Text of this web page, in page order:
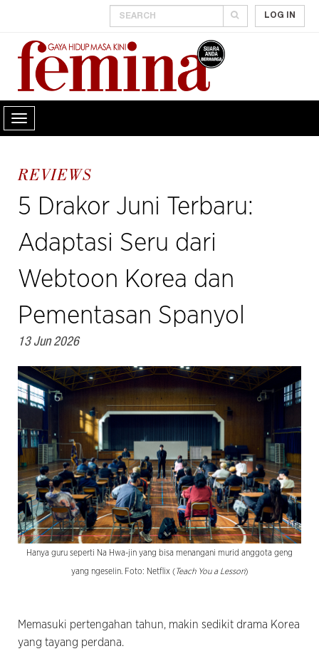
LOG IN
REVIEWS
5 Drakor Juni Terbaru:
Adaptasi Seru dari
Webtoon Korea dan
Pementasan Spanyol
13 Jun 2026
Hanya guru seperti Na Hwa-jin yang bisa menangani murid anggota geng
yang ngeselin. Foto: Netflix (Teach You a Lesson)
Memasuki pertengahan tahun, makin sedikit drama Korea
yang tayang perdana.